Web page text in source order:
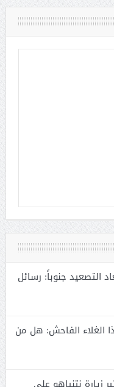
التصعيد جنوباً: رسائل
الغلاء الفاحش: هل من